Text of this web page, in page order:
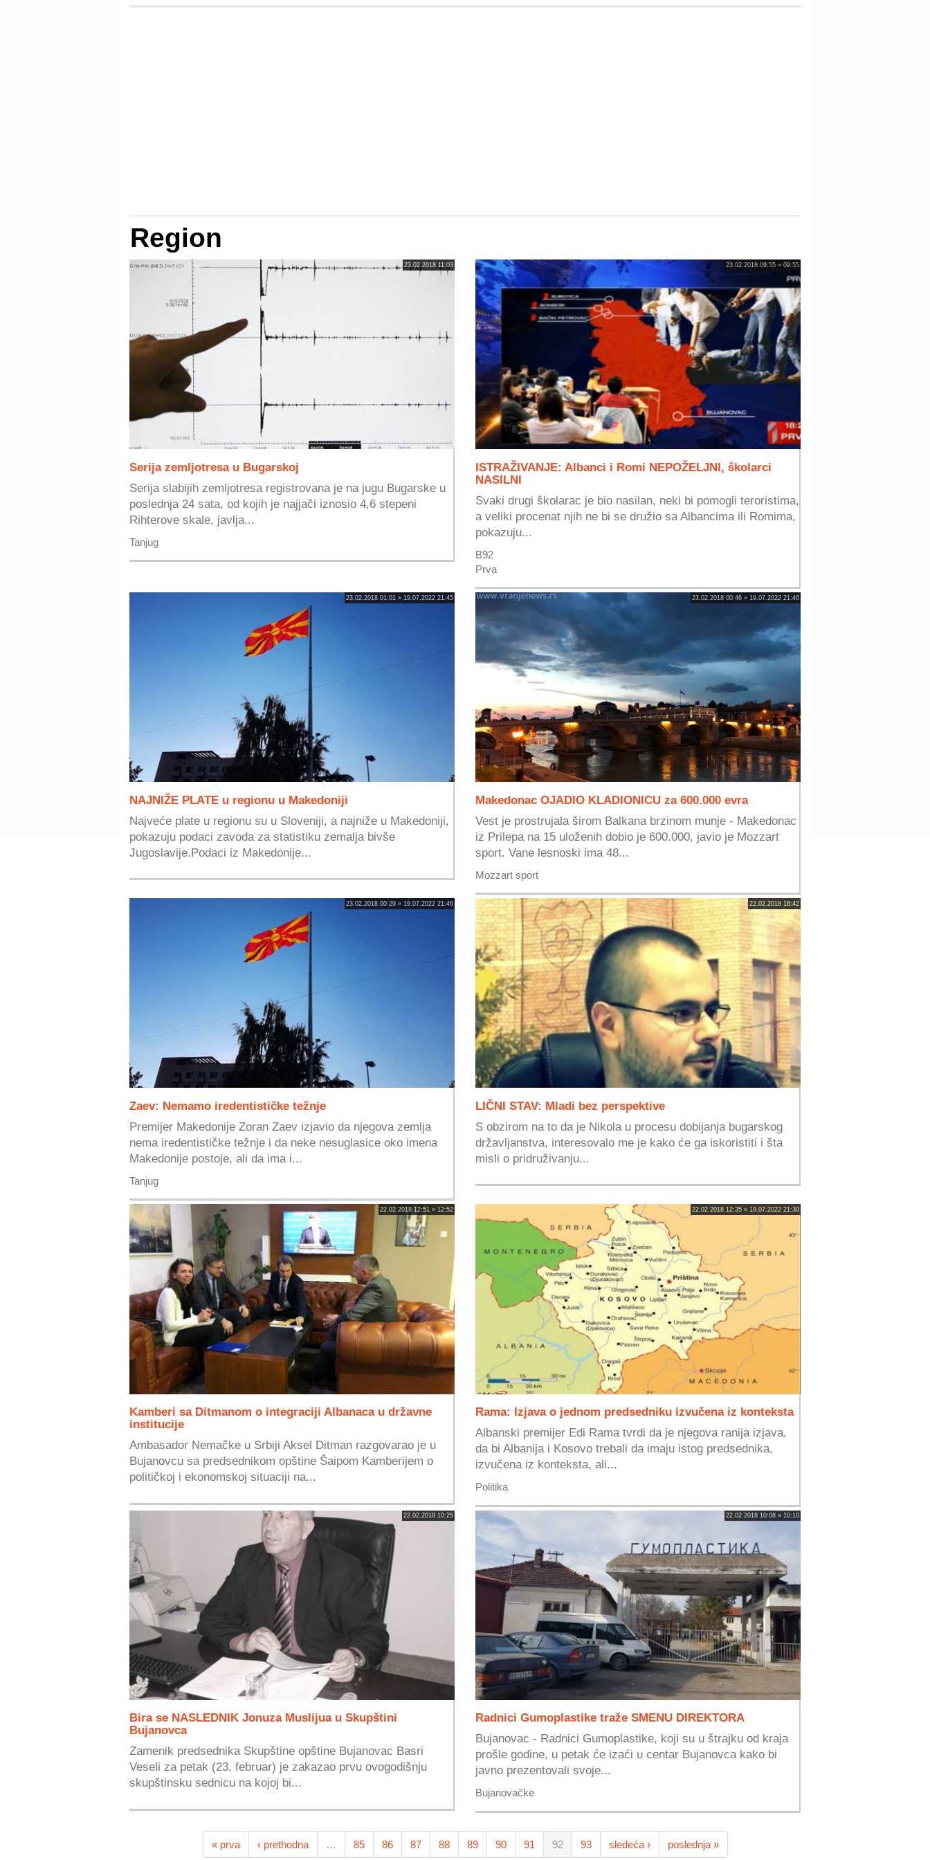
Region
23.02.2018 11:03
Serija zemljotresa u Bugarskoj
Serija slabijih zemljotresa registrovana je na jugu Bugarske u
poslednja 24 sata, od kojih je najjači iznosio 4,6 stepeni
Rihterove skale, javlja...
Tanjug
23.02.2018 09:55 » 09:55
ISTRAŽIVANJE: Albanci i Romi NEPOŽELJNI, školarci
NASILNI
Svaki drugi školarac je bio nasilan, neki bi pomogli teroristima,
a veliki procenat njih ne bi se družio sa Albancima ili Romima,
pokazuju...
B92
Prva
23.02.2018 01:01 » 19.07.2022 21:45
NAJNIŽE PLATE u regionu u Makedoniji
Najveće plate u regionu su u Sloveniji, a najniže u Makedoniji,
pokazuju podaci zavoda za statistiku zemalja bivše
Jugoslavije.Podaci iz Makedonije...
23.02.2018 00:46 » 19.07.2022 21:46
Makedonac OJADIO KLADIONICU za 600.000 evra
Vest je prostrujala širom Balkana brzinom munje - Makedonac
iz Prilepa na 15 uloženih dobio je 600.000, javio je Mozzart
sport. Vane lesnoski ima 48...
Mozzart sport
23.02.2018 00:29 » 19.07.2022 21:46
Zaev: Nemamo iredentističke težnje
Premijer Makedonije Zoran Zaev izjavio da njegova zemlja
nema iredentističke težnje i da neke nesuglasice oko imena
Makedonije postoje, ali da ima i...
Tanjug
22.02.2018 16:42
LIČNI STAV: Mladi bez perspektive
S obzirom na to da je Nikola u procesu dobijanja bugarskog
državljanstva, interesovalo me je kako će ga iskoristiti i šta
misli o pridruživanju...
22.02.2018 12:51 » 12:52
Kamberi sa Ditmanom o integraciji Albanaca u državne
institucije
Ambasador Nemačke u Srbiji Aksel Ditman razgovarao je u
Bujanovcu sa predsednikom opštine Šaipom Kamberijem o
političkoj i ekonomskoj situaciji na...
22.02.2018 12:35 » 19.07.2022 21:30
Rama: Izjava o jednom predsedniku izvučena iz konteksta
Albanski premijer Edi Rama tvrdi da je njegova ranija izjava,
da bi Albanija i Kosovo trebali da imaju istog predsednika,
izvučena iz konteksta, ali...
Politika
22.02.2018 10:25
Bira se NASLEDNIK Jonuza Muslijua u Skupštini
Bujanovca
Zamenik predsednika Skupštine opštine Bujanovac Basri
Veseli za petak (23. februar) je zakazao prvu ovogodišnju
skupštinsku sednicu na kojoj bi...
22.02.2018 10:08 » 10:10
Radnici Gumoplastike traže SMENU DIREKTORA
Bujanovac - Radnici Gumoplastike, koji su u štrajku od kraja
prošle godine, u petak će izaći u centar Bujanovca kako bi
javno prezentovali svoje...
Bujanovačke
« prva ‹ prethodna … 85 86 87 88 89 90 91 92 93 sledeća › poslednja »